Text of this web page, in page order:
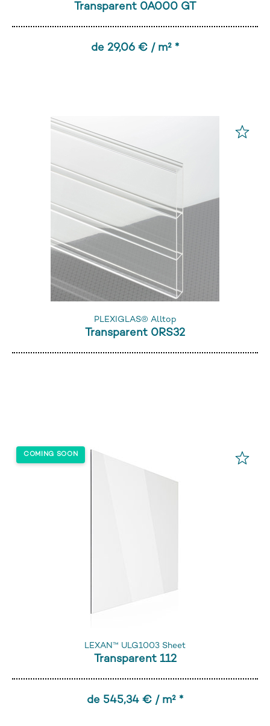
Transparent 0A000 GT
de 29,06 € / m² *
PLEXIGLAS® Alltop
Transparent 0RS32
LEXAN™ ULG1003 Sheet
Transparent 112
de 545,34 € / m² *